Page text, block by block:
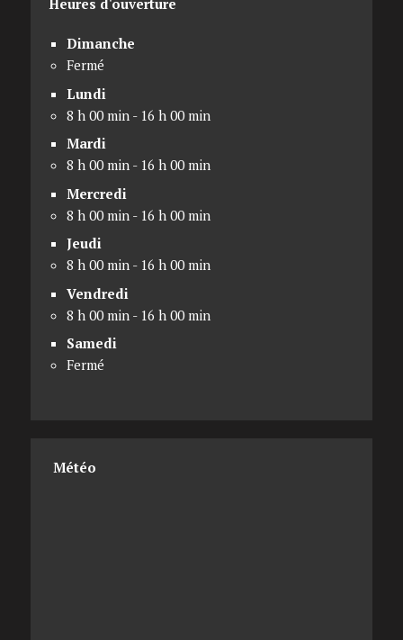
Heures d'ouverture
Dimanche
Fermé
Lundi
8 h 00 min - 16 h 00 min
Mardi
8 h 00 min - 16 h 00 min
Mercredi
8 h 00 min - 16 h 00 min
Jeudi
8 h 00 min - 16 h 00 min
Vendredi
8 h 00 min - 16 h 00 min
Samedi
Fermé
Météo